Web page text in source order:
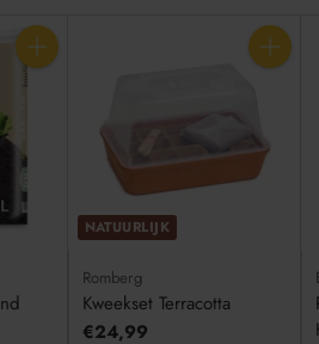
Aantal
NATUURLIJK
Aantal
Romberg
Kweekset Terracotta
€24,99